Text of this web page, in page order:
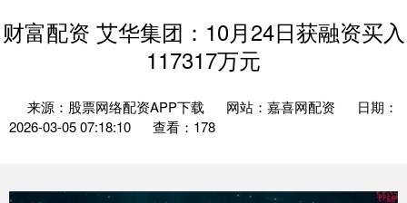
财富配资 艾华集团：10月24日获融资买入
117317万元
来源：股票网络配资APP下载 网站：嘉喜网配资
日期：
2026-03-05 07:18:10
查看：178